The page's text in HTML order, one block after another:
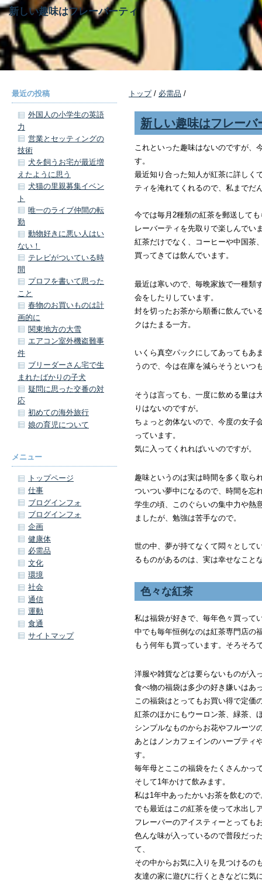
新しい趣味はフレーバーティ
トップ/ 必需品 /
新しい趣味はフレーバ
これといった趣味はないのですが、
す。
最近知り合った知人が紅茶に詳しく
ティを淹れてくれるので、私までだ
今では毎月2種類の紅茶を郵送して
レーバーティを先取りで楽しんでい
紅茶だけでなく、コーヒーや中国茶
買ってきては飲んでいます。
最近は寒いので、毎晩家族で一種類
会をしたりしています。
封を切ったお茶から順番に飲んでい
クはたまる一方。
いくら真空パックにしてあってもあ
うので、今は在庫を減らそうといつ
そうは言っても、一度に飲める量は
りはないのですが。
ちょっと勿体ないので、今度の女子
っています。
気に入ってくれればいいのですが。
趣味というのは実は時間を多く取ら
ついつい夢中になるので、時間を忘
学生の頃、このぐらいの集中力や熱
ましたが、勉強は苦手なので。
世の中、夢が持てなくて悶々として
るものがあるのは、実は幸せなこと
色々な紅茶
私は福袋が好きで、毎年色々買って
中でも毎年恒例なのは紅茶専門店の
もう何年も買っています。そろそろ
洋服や雑貨などは要らないものが入
食べ物の福袋は多少の好き嫌いはあ
この福袋はとってもお買い得で定価
紅茶のほかにもウーロン茶、緑茶、
シンプルなものからお花やフルーツ
あとはノンカフェインのハーブティ
す。
毎年母とここの福袋をたくさんかっ
そして1年かけて飲みます。
私は1年中あったかいお茶を飲むので
でも最近はこの紅茶を使って水出し
フレーバーのアイスティーとっても
色んな味が入っているので普段だっ
て、
その中からお気に入りを見つけるの
友達の家に遊びに行くときなどに気
最近の投稿
外国人の小学生の英語
力
営業とセッティングの
技術
犬を飼うお宅が最近増
えたように思う
犬猫の里親募集イベン
ト
唯一のライブ仲間の転
勤
動物好きに悪い人はい
ない！
テレビがついている時
間
プロフを書いて思った
こと
春物のお買いものは計
画的に
関東地方の大雪
エアコン室外機盗難事
件
ブリーダーさん宅で生
まれたばかりの子犬
疑問に思った交番の対
応
初めての海外旅行
娘の育児について
メニュー
トップページ
仕事
ブログインフォ
ブログインフォ
企画
健康体
必需品
文化
環境
社会
通信
運動
食通
サイトマップ